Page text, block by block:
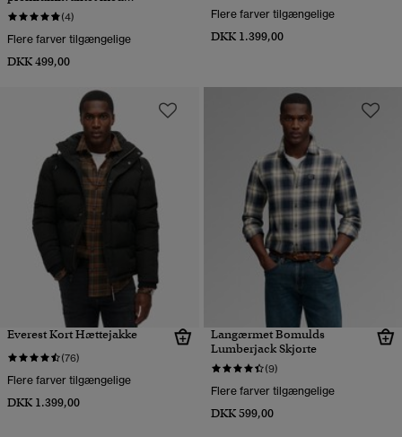
broderi
(4)
Flere farver tilgængelige
DKK 499,00
Flere farver tilgængelige
DKK 1.399,00
Everest Kort Hættejakke
(76)
Flere farver tilgængelige
DKK 1.399,00
Langærmet Bomulds
Lumberjack Skjorte
(9)
Flere farver tilgængelige
DKK 599,00